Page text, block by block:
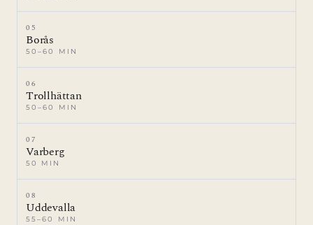
05
Borås
50–60 MIN
06
Trollhättan
50–60 MIN
07
Varberg
50 MIN
08
Uddevalla
55–60 MIN